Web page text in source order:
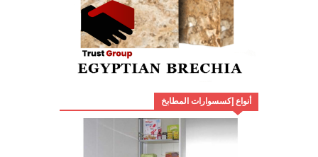
أنواع إكسسوارات المطابخ